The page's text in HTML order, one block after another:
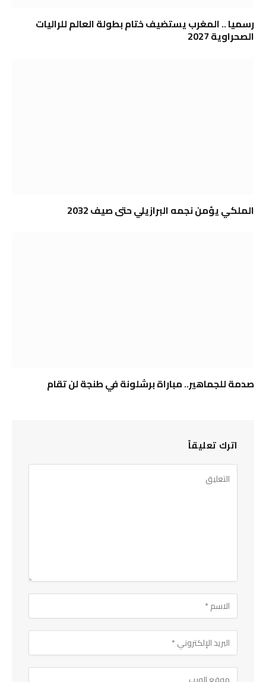
رسميا .. المغرب يستضيف ختام بطولة العالم للراليات
الصحراوية 2027
الملكي يؤمن نجمه البرازيلي حتى صيف 2032
صدمة للجماهير.. مباراة برشلونة في طنجة لن تقام
اترك تعليقاً